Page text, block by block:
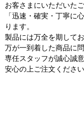
お客さまにいただいた
「迅速・確実・丁寧に
ります。
製品には万全を期してお
万が一到着した商品に
専任スタッフが誠心誠
安心の上ご注文ください